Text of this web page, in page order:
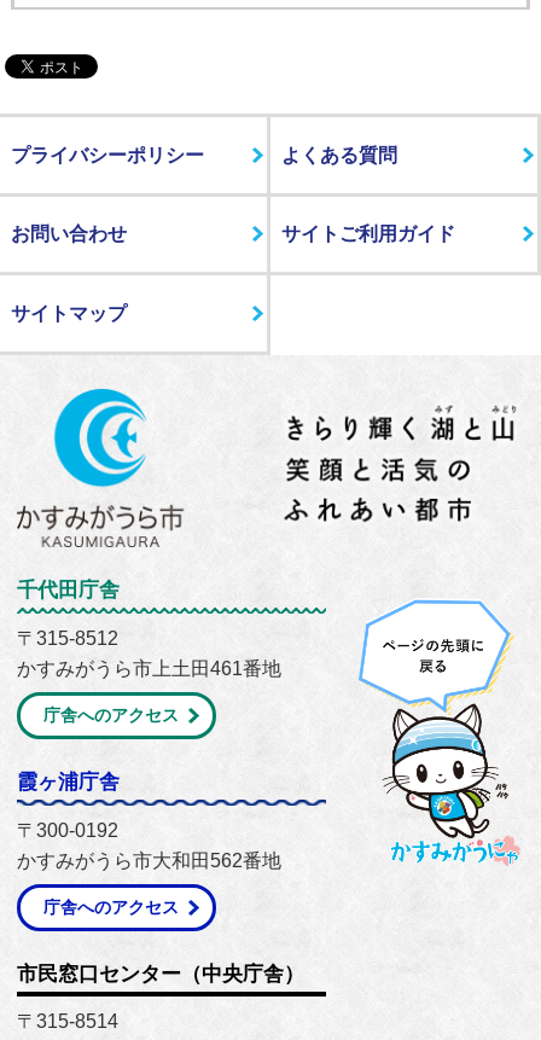
プライバシーポリシー よくある質問
お問い合わせ サイトご利用ガイド
サイトマップ
千代田庁舎
〒315-8512
かすみがうら市上土田461番地
庁舎へのアクセス
霞ヶ浦庁舎
〒300-0192
かすみがうら市大和田562番地
庁舎へのアクセス
市民窓口センター（中央庁舎）
〒315-8514